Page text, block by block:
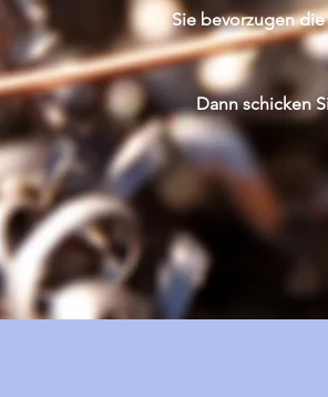
Sie bevorzugen
Dann schicken